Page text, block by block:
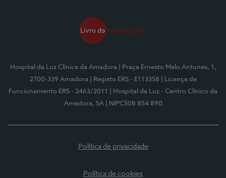
Hospital da Luz Clínica da Amadora
| Praça Ernesto Melo Antunes, 1,
2700-339 Amadora
| Registo ERS - E113358
| Licença de
Funcionamento ERS - 2463/2011
| Hospital da Luz - Centro Clínico da
Amadora, SA
| NIPC508 854 890
Política de privacidade
Política de cookies